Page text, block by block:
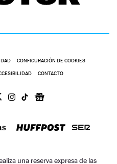
CONFIGURACIÓN DE COOKIES
CONTACTO
una reserva expresa de las